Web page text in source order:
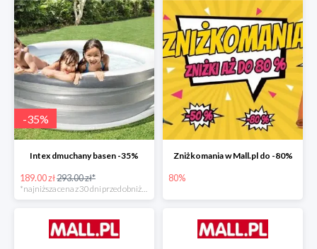
-35%
Intex dmuchany basen -35%
189.00 zł293.00 zł*
Zniżkomania w Mall.pl do -80%
80%